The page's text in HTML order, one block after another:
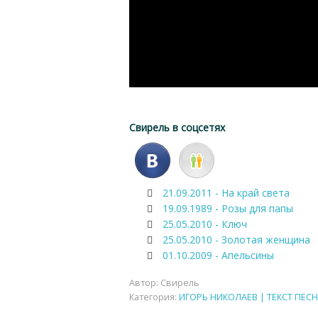
Свирель в соцсетях
21.09.2011 - На край света
19.09.1989 - Розы для папы
25.05.2010 - Ключ
25.05.2010 - Золотая женщина
01.10.2009 - Апельсины
Автор: Свирель
Категория: ИГОРЬ НИКОЛАЕВ | ТЕКСТ